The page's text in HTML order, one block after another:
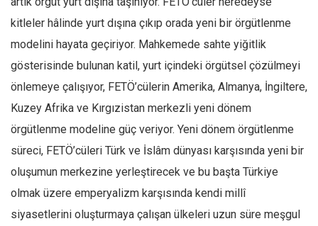
Hayat
Türkiye
Siyaset
Avrupa
Afrika
İslam Dünyası
Amerika
Avustralya
kitleler hâlinde yurt dışına çıkıp orada yeni bir örgütlenme
modelini hayata geçiriyor. Mahkemede sahte yiğitlik
gösterisinde bulunan katil, yurt içindeki örgütsel çözülmeyi
önlemeye çalışıyor, FETÖ’cülerin Amerika, Almanya, İngiltere,
Kuzey Afrika ve Kırgızistan merkezli yeni dönem
örgütlenme modeline güç veriyor. Yeni dönem örgütlenme
süreci, FETÖ’cüleri Türk ve İslâm dünyası karşısında yeni bir
oluşumun merkezine yerleştirecek ve bu başta Türkiye
olmak üzere emperyalizm karşısında kendi millî
siyasetlerini oluşturmaya çalışan ülkeleri uzun süre meşgul